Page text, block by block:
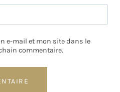
e-mail et mon site dans le
commentaire.